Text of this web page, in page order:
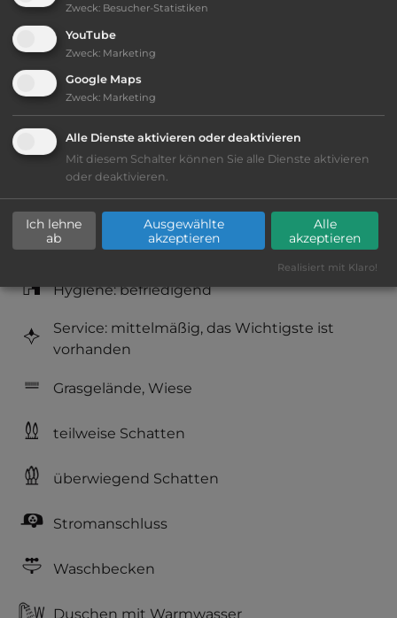
Ausstattung
Lage: schön
Platzeinrichtung: befriedigend
Geräuschkulisse: überwiegend ruhig
Hygiene: befriedigend
Service: mittelmäßig, das Wichtigste ist
vorhanden
Grasgelände, Wiese
teilweise Schatten
überwiegend Schatten
Stromanschluss
Waschbecken
Duschen mit Warmwasser
Zweck: Besucher-Statistiken
YouTube
Zweck: Marketing
Google Maps
Zweck: Marketing
Alle Dienste aktivieren oder deaktivieren
Mit diesem Schalter können Sie alle Dienste aktivieren
oder deaktivieren.
Ich lehne
ab
Ausgewählte
akzeptieren
Alle
akzeptieren
Realisiert mit Klaro!